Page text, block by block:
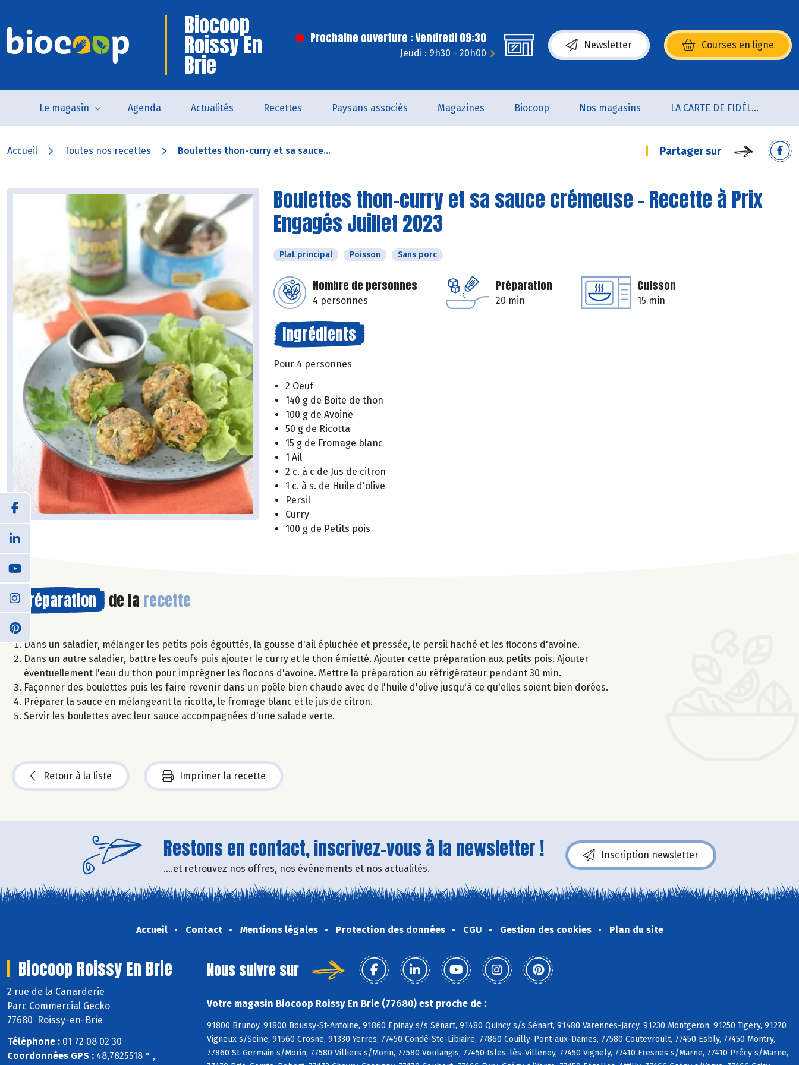
Biocoop
Roissy En
Brie
Prochaine ouverture : Vendredi 09:30
Jeudi : 9h30 - 20h00
Newsletter Courses en ligne
(s’ouvre dans une nouvelle fenêtre)
Le magasin Agenda Actualités Recettes Paysans associés Magazines Biocoop Nos magasins LA CARTE DE FIDÉLITÉ
Accueil Toutes nos recettes Boulettes thon-curry et sa sauce... Partager sur
Boulettes thon-curry et sa sauce crémeuse - Recette à Prix
Engagés Juillet 2023
Plat principal Poisson Sans porc
Nombre de personnes
4 personnes
Préparation
20 min
Cuisson
15 min
Ingrédients
Pour 4 personnes
2 Oeuf
140 g de Boite de thon
100 g de Avoine
50 g de Ricotta
15 g de Fromage blanc
1 Ail
2 c. à c de Jus de citron
1 c. à s. de Huile d'olive
Persil
Curry
100 g de Petits pois
Préparation de la recette
Dans un saladier, mélanger les petits pois égouttés, la gousse d'ail épluchée et pressée, le persil haché et les flocons d'avoine.
Dans un autre saladier, battre les oeufs puis ajouter le curry et le thon émietté. Ajouter cette préparation aux petits pois. Ajouter
éventuellement l'eau du thon pour imprégner les flocons d'avoine. Mettre la préparation au réfrigérateur pendant 30 min.
Façonner des boulettes puis les faire revenir dans un poêle bien chaude avec de l'huile d'olive jusqu'à ce qu'elles soient bien dorées.
Préparer la sauce en mélangeant la ricotta, le fromage blanc et le jus de citron.
Servir les boulettes avec leur sauce accompagnées d'une salade verte.
Retour à la liste Imprimer la recette
Restons en contact, inscrivez-vous à la newsletter !
....et retrouvez nos offres, nos événements et nos actualités.
Inscription newsletter
Accueil Contact Mentions légales Protection des données CGU Gestion des cookies Plan du site
Biocoop Roissy En Brie
2 rue de la Canarderie
Parc Commercial Gecko
77680 Roissy-en-Brie
Téléphone : 01 72 08 02 30
Coordonnées GPS : 48,7825518 ° ,
Nous suivre sur
Votre magasin Biocoop Roissy En Brie (77680) est proche de :
91800 Brunoy, 91800 Boussy-St-Antoine, 91860 Epinay s/s Sénart, 91480 Quincy s/s Sénart, 91480 Varennes-Jarcy, 91230 Montgeron, 91250 Tigery, 91270
Vigneux s/Seine, 91560 Crosne, 91330 Yerres, 77450 Condé-Ste-Libiaire, 77860 Couilly-Pont-aux-Dames, 77580 Coutevroult, 77450 Esbly, 77450 Montry,
77860 St-Germain s/Morin, 77580 Villiers s/Morin, 77580 Voulangis, 77450 Isles-lès-Villenoy, 77450 Vignely, 77410 Fresnes s/Marne, 77410 Précy s/Marne,